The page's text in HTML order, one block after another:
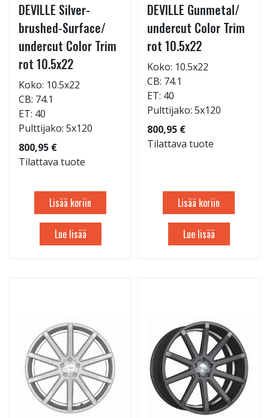
DEVILLE Silver-
brushed-Surface/
undercut Color Trim
rot 10.5x22
Koko: 10.5x22
CB: 74.1
ET: 40
Pulttijako: 5x120
800,95 €
Tilattava tuote
Lisää koriin
Lue lisää
DEVILLE Gunmetal/
undercut Color Trim
rot 10.5x22
Koko: 10.5x22
CB: 74.1
ET: 40
Pulttijako: 5x120
800,95 €
Tilattava tuote
Lisää koriin
Lue lisää